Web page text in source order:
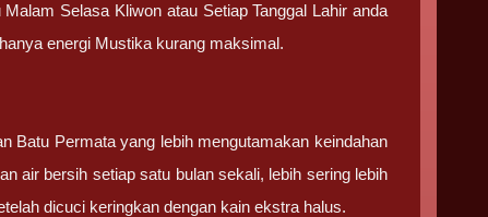
Selasa Kliwon atau Setiap Tanggal Lahir anda
energi Mustika kurang maksimal.
Batu Permata yang lebih mengutamakan keindahan
air bersih setiap satu bulan sekali, lebih sering lebih
dicuci keringkan dengan kain ekstra halus.